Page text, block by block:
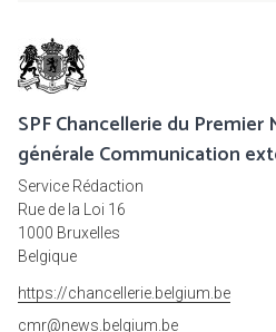
SPF Chancellerie du
générale Communication
Service Rédaction
Rue de la Loi 16
1000 Bruxelles
Belgique
https://chancellerie.belgium.be
cmr@news.belgium.be